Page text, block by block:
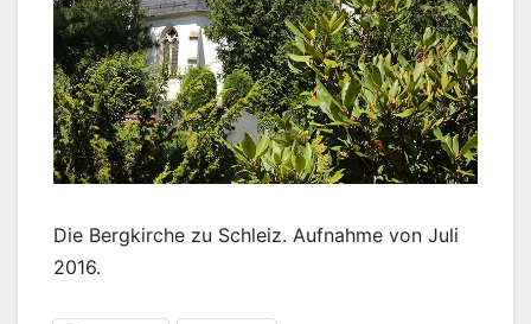
Die Bergkirche zu Schleiz. Aufnahme von Juli
2016.